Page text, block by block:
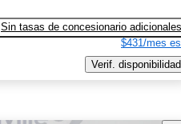
Sin tasas de concesionario adicionales
$431/mes
Verif. disponibilidad